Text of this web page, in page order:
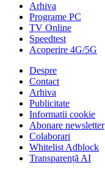
Arhiva
Programe PC
TV Online
Speedtest
Acoperire 4G/5G
Despre
Contact
Arhiva
Publicitate
Informatii cookie
Abonare newsletter
Colaborari
Whitelist Adblock
Transparență AI